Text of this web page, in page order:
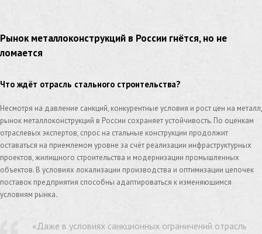
Рынок металлоконструкций в России гнётся, но не
ломается
Что ждёт отрасль стального строительства?
Несмотря на давление санкций, конкурентные условия и рост цен на металл,
рынок металлоконструкций в России сохраняет устойчивость. По оценкам
отраслевых экспертов, спрос на стальные конструкции продолжит
оставаться на приемлемом уровне за счёт реализации инфраструктурных
проектов, жилищного строительства и модернизации промышленных
объектов. В условиях локализации производства и оптимизации цепочек
поставок предприятия способны адаптироваться к изменяющимся
условиям рынка.
«Даже в условиях санкционных ограничений отрасль